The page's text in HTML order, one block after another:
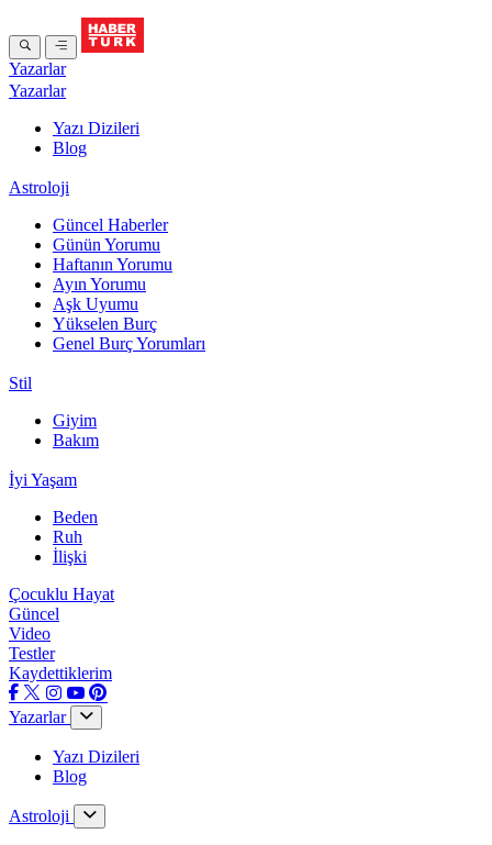
Yazarlar
Yazarlar
Yazı Dizileri
Blog
Astroloji
Güncel Haberler
Günün Yorumu
Haftanın Yorumu
Ayın Yorumu
Aşk Uyumu
Yükselen Burç
Genel Burç Yorumları
Stil
Giyim
Bakım
İyi Yaşam
Beden
Ruh
İlişki
Çocuklu Hayat
Güncel
Video
Testler
Kaydettiklerim
Yazarlar
Yazı Dizileri
Blog
Astroloji